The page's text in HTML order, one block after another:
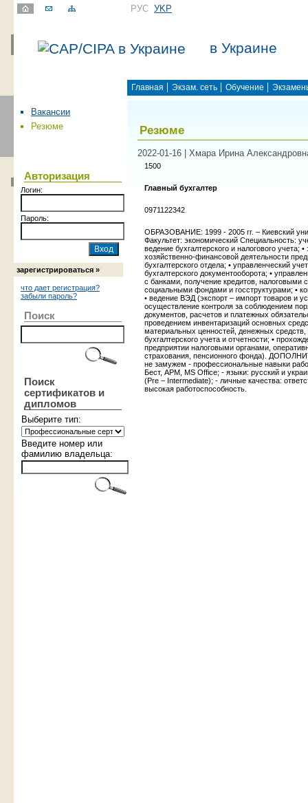
РУС УKР
в Украине
Главная Экзам. сеть Обучение
Вакансии
Резюме
Авторизация
Логин:
Пароль:
зарегистрироваться »
что дает регистрация?
забыли пароль?
Поиск
Поиск
сертификатов и
дипломов
Выберите тип:
Введите номер или
фамилию владельца:
Резюме
2022-01-16 | Хмара Ирина
1500
Главный бухгалтер
0971122342
ОБРАЗОВАНИЕ: 1999 - 2005 гг. – Киевский
Факультет: экономический Специальность:
ведение бухгалтерского и налогового учета;
хозяйственно-финансовой деятельности
бухгалтерского отдела; • управленческий
бухгалтерского документооборота; •
с банками, получение кредитов,
социальными фондами и госструктурами; •
• ведение ВЭД (экспорт – импорт товаров и
осуществление контроля за соблюдением
документов, расчетов и платежных
проведением инвентаризаций основных
материальных ценностей, денежных средств,
бухгалтерского учета и отчетности; •
предприятии налоговыми органами,
страхования, пенсионного фонда).
не замужем - профессиональные навыки
Бест, АРМ, MS Office; - языки: русский и
(Pre – Intermediate); - личные качества:
высокая работоспособность.